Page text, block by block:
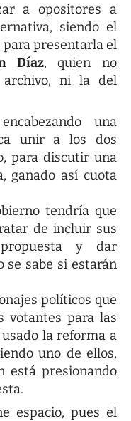
a opositores a
siendo el
presentarla el
Díaz, quien no
archivo, ni la del
una
unir a los dos
para discutir una
ganado así cuota
tendría que
de incluir sus
y dar
se sabe si estarán
políticos que
votantes para las
la reforma a
uno de ellos,
está presionando
espacio, pues el